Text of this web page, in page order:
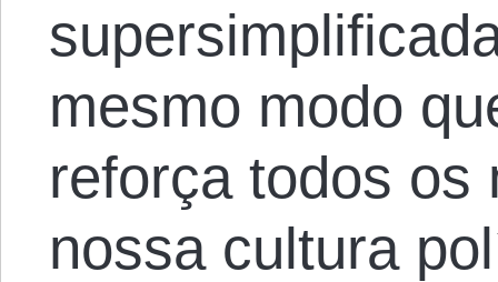
mesmo modo
reforça todos os
nossa cultura